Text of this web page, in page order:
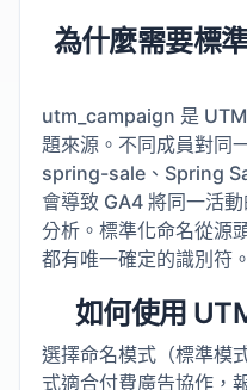
為什麼需要標
utm_campaign 是
題來源。不同成員對同
spring-sale、Spring
會導致 GA4 將同一活
分析。標準化命名從源
都有唯一確定的識別符。
如何使用
選擇命名模式（標準模
式適合付費廣告協作，